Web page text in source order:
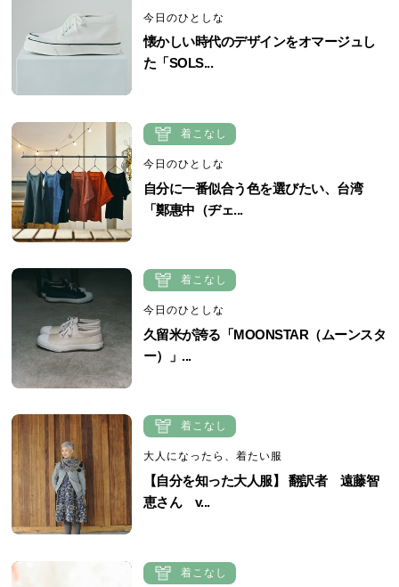
今日のひとしな
懐かしい時代のデザインをオマージュし
た「SOLS...
着こなし
今日のひとしな
自分に一番似合う色を選びたい、台湾
「鄭惠中（ヂェ...
着こなし
今日のひとしな
久留米が誇る「MOONSTAR（ムーンスタ
ー）」...
着こなし
大人になったら、着たい服
【自分を知った大人服】 翻訳者 遠藤智
恵さん v...
着こなし